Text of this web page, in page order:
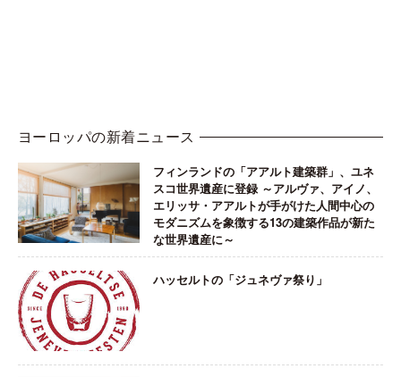
ヨーロッパの新着ニュース
フィンランドの「アアルト建築群」、ユネ
スコ世界遺産に登録 ～アルヴァ、アイノ、
エリッサ・アアルトが手がけた人間中心の
モダニズムを象徴する13の建築作品が新た
な世界遺産に～
ハッセルトの「ジュネヴァ祭り」